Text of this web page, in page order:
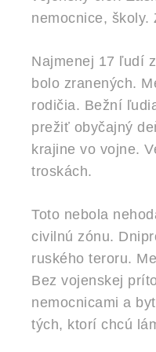
nemocnice, školy.
Najmenej 17 ľudí
bolo zranených.
rodičia. Bežní
prežiť obyčajný
krajine vo vojne.
troskách.
Toto nebola
civilnú zónu.
ruského teroru.
Bez vojenskej
nemocnicami a
tých, ktorí chcú